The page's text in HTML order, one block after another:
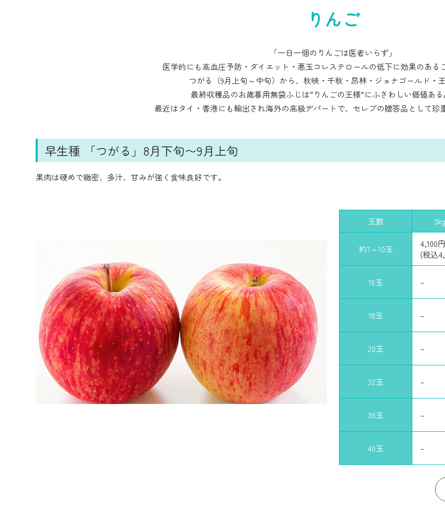
りんご
「一日一個のりんごは医者いらず」
医学的にも高血圧予防・ダイエット・悪玉コレステロールの低下に効果のある
つがる（9月上旬～中旬）から、秋映・千秋・昂林・ジョナゴールド・
最終収穫品のお歳暮用無袋ふじは“りんごの王様”にふさわしい価値ある
最近はタイ・香港にも輸出され海外の高級デパートで、セレブの贈答品として珍
早生種 「つがる」8月下旬〜9月上旬
果肉は硬めで緻密、多汁、甘みが強く食味良好です。
玉数
約7～10玉
4,100円
(税込
16玉 –
18玉 –
20玉 –
32玉 –
36玉 –
40玉 –